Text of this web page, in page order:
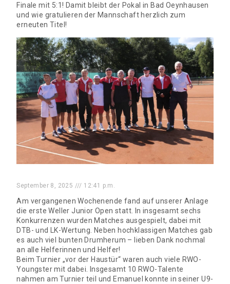
Finale mit 5:1! Damit bleibt der Pokal in Bad Oeynhausen
und wie gratulieren der Mannschaft herzlich zum
erneuten Titel!
September 8, 2025 12:41 p.m.
Am vergangenen Wochenende fand auf unserer Anlage
die erste Weller Junior Open statt. In insgesamt sechs
Konkurrenzen wurden Matches ausgespielt, dabei mit
DTB- und LK-Wertung. Neben hochklassigen Matches gab
es auch viel bunten Drumherum – lieben Dank nochmal
an alle Helferinnen und Helfer!
Beim Turnier „vor der Haustür“ waren auch viele RWO-
Youngster mit dabei. Insgesamt 10 RWO-Talente
nahmen am Turnier teil und Emanuel konnte in seiner U9-